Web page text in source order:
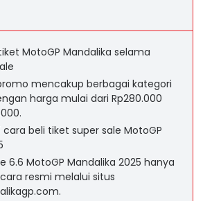
MotoGP Mandalika selama
mencakup berbagai kategori
harga mulai dari Rp280.000
cara beli tiket super sale MotoGP
6.6 MotoGP Mandalika 2025 hanya
resmi melalui situs